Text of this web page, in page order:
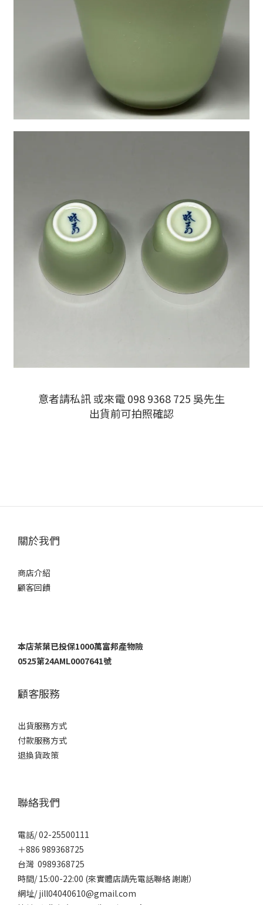
意者請私訊 或來電 098 9368 725 吳先生
出貨前可拍照確認
關於我們
商店介紹
顧客回饋
本店茶葉已投保1000萬富邦產物險
0525第24AML0007641號
顧客服務
出貨服務方式
付款服務方式
退換貨政策
聯絡我們
電話/ 02-25500111
＋886 989368725
台灣 0989368725
時間/ 15:00-22:00 (來實體店請先電話聯絡 謝謝）
網址/ jill04040610@gmail.com